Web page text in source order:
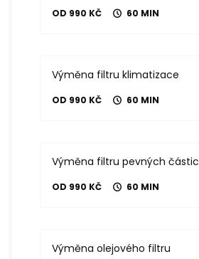
OD 990 KČ 60 MIN
Výměna filtru klimatizace
OD 990 KČ 60 MIN
Výměna filtru pevných částic
OD 990 KČ 60 MIN
Výměna olejového filtru